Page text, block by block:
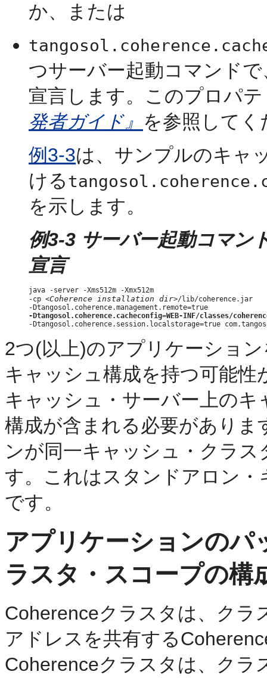
か、または
つサーバー起動コマンド
宣言します。このプロパ
発者ガイド』 を参照してく
例3-3は、サンプルのキャ
ける
を示します。
例3-3 サーバー起動コマン
宣言
java -server -Xms512m -Xmx512m
-cp <Coherence installation dir>/lib/coherence.jar
-Dtangosol.coherence.cacheconfig=WEB-INF/classes/
2つ(以上)のアプリケーショ
キャッシュ構成を持つ可能
キャッシュ・サーバー上の
構成が含まれる必要があり
ンが同一キャッシュ・クラ
す。これはスタンドアロン
です。
アプリケーションの
ラスタ・スコープの構
Coherenceクラスタは、クラ
アドレスを共有する
Coherenceクラスタは、クラ